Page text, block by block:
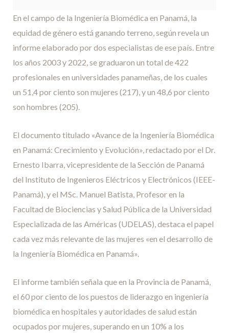
En el campo de la Ingeniería Biomédica en Panamá, la
equidad de género está ganando terreno, según revela un
informe elaborado por dos especialistas de ese país. Entre
los años 2003 y 2022, se graduaron un total de 422
profesionales en universidades panameñas, de los cuales
un 51,4 por ciento son mujeres (217), y un 48,6 por ciento
son hombres (205).
El documento titulado «Avance de la Ingeniería Biomédica
en Panamá: Crecimiento y Evolución», redactado por el Dr.
Ernesto Ibarra, vicepresidente de la Sección de Panamá
del Instituto de Ingenieros Eléctricos y Electrónicos (IEEE-
Panamá), y el MSc. Manuel Batista, Profesor en la
Facultad de Biociencias y Salud Pública de la Universidad
Especializada de las Américas (UDELAS), destaca el papel
cada vez más relevante de las mujeres «en el desarrollo de
la Ingeniería Biomédica en Panamá».
El informe también señala que en la Provincia de Panamá,
el 60 por ciento de los puestos de liderazgo en ingeniería
biomédica en hospitales y autoridades de salud están
ocupados por mujeres, superando en un 10% a los